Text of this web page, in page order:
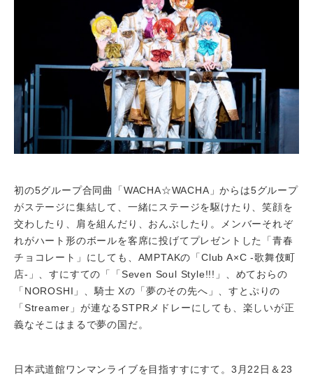
初の5グループ合同曲「WACHA☆WACHA」からは5グループ
がステージに集結して、一緒にステージを駆けたり、笑顔を
交わしたり、肩を組んだり、おんぶしたり。メンバーそれぞ
れがハート形のボールを客席に投げてプレゼントした「青春
チョコレート」にしても、AMPTAKの「Club A×C -歌舞伎町
店-」、すにすての「「Seven Soul Style!!!」、めておらの
「NOROSHI」、騎士 Xの「夢のその先へ」、すとぷりの
「Streamer」が連なるSTPRメドレーにしても、楽しいが正
義なそこはまるで夢の国だ。
日本武道館ワンマンライブを目指すすにすて。3月22日＆23